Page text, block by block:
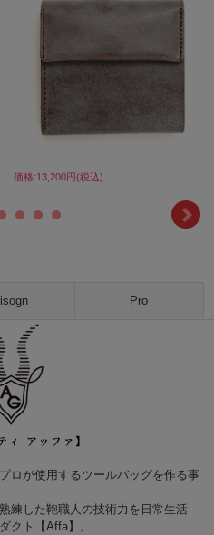
価格:13,200円(税込)
Pro
ロが使用するツールバッグを作る事
練した鞄職人の技術力を日常生活
クト【Affa】。